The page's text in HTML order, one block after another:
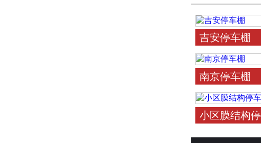
吉安停车棚
南京停车棚
小区膜结构